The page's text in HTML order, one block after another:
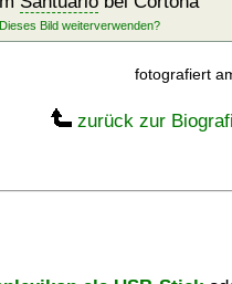
fotografiert
zurück zur